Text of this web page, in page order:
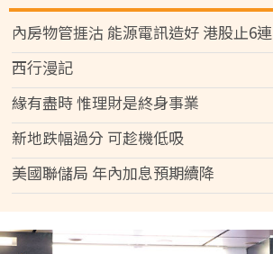
內房物管捱沽 能源電訊造好 港股止6
西行漫記
緣有盡時 惟理財是終身事業
新地跌幅過分 可趁機低吸
美國聯儲局 年內加息預期續降